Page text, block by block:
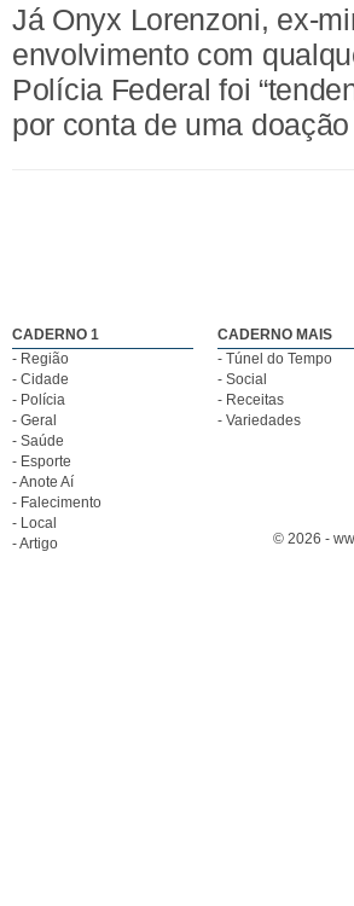
Já Onyx Lorenzoni, ex-
envolvimento com
Polícia Federal foi
por conta de uma
CADERNO 1
- Região
- Cidade
- Polícia
- Geral
- Saúde
- Esporte
- Anote Aí
- Falecimento
- Local
- Artigo
CADERNO MAIS
- Túnel do Tempo
- Social
- Receitas
- Variedades
© 2026 -